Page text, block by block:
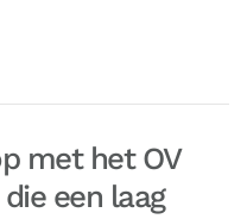
met het OV
een laag